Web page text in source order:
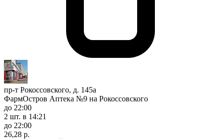
пр-т Рокоссовского, д. 145а
ФармОстров Аптека №9 на Рокоссовского
до 22:00
2 шт. в 14:21
до 22:00
26,28 р.